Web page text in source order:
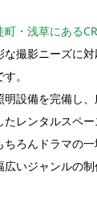
・浅草にある
撮影ニーズに
。
明設備を完備し
たレンタルスペ
ろんドラマの
いジャンルの制